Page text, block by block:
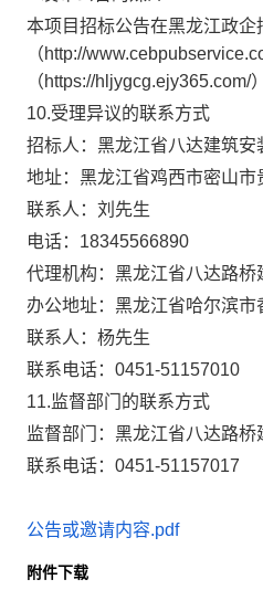
本项目招标公告在黑龙江政企
（http://
（https://hljygcg.ejy365.com/）
10.受理异议的联系方式
招标人：黑龙江省八达建筑安
地址：黑龙江省鸡西市密山市
联系人：刘先生
电话： 18345566890
代理机构：黑龙江省八达路桥
办公地址：黑龙江省哈尔滨市
联系人：杨先生
联系电话： 0451-51157010
11.监督部门的联系方式
监督部门：黑龙江省八达路
联系电话： 0451-51157017
公告或邀请内容.pdf
附件下载